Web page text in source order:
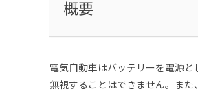
概要
電気自動車はバッテリーを電源
無視することはできません。ま